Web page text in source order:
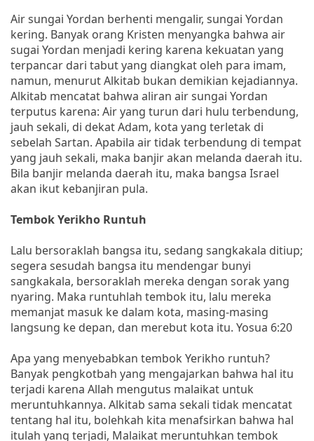
Air sungai Yordan berhenti mengalir, sungai Yordan
kering. Banyak orang Kristen menyangka bahwa air
sugai Yordan menjadi kering karena kekuatan yang
terpancar dari tabut yang diangkat oleh para imam,
namun, menurut Alkitab bukan demikian kejadiannya.
Alkitab mencatat bahwa aliran air sungai Yordan
terputus karena: Air yang turun dari hulu terbendung,
jauh sekali, di dekat Adam, kota yang terletak di
sebelah Sartan. Apabila air tidak terbendung di tempat
yang jauh sekali, maka banjir akan melanda daerah itu.
Bila banjir melanda daerah itu, maka bangsa Israel
akan ikut kebanjiran pula.
Tembok Yerikho Runtuh
Lalu bersoraklah bangsa itu, sedang sangkakala ditiup;
segera sesudah bangsa itu mendengar bunyi
sangkakala, bersoraklah mereka dengan sorak yang
nyaring. Maka runtuhlah tembok itu, lalu mereka
memanjat masuk ke dalam kota, masing-masing
langsung ke depan, dan merebut kota itu. Yosua 6:20
Apa yang menyebabkan tembok Yerikho runtuh?
Banyak pengkotbah yang mengajarkan bahwa hal itu
terjadi karena Allah mengutus malaikat untuk
meruntuhkannya. Alkitab sama sekali tidak mencatat
tentang hal itu, bolehkah kita menafsirkan bahwa hal
itulah yang terjadi, Malaikat meruntuhkan tembok